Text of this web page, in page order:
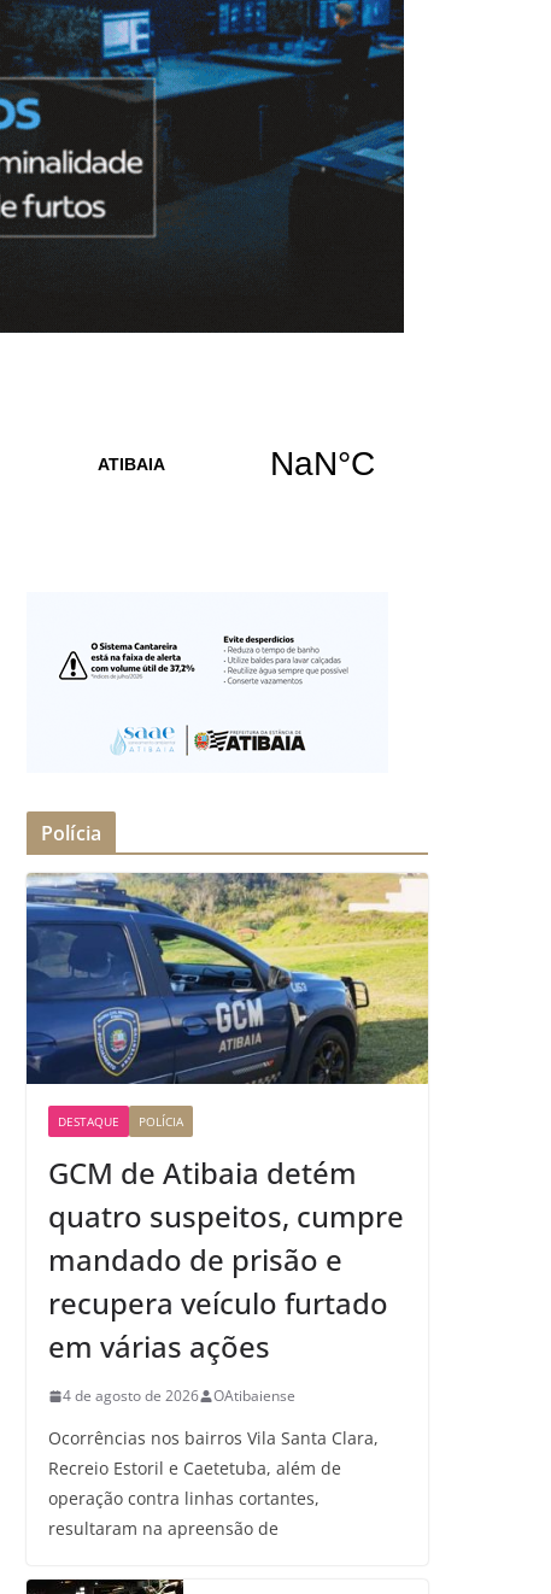
Polícia
DESTAQUE POLÍCIA
GCM de Atibaia detém
quatro suspeitos, cumpre
mandado de prisão e
recupera veículo furtado
em várias ações
4 de agosto de 2026 OAtibaiense
Ocorrências nos bairros Vila Santa Clara,
Recreio Estoril e Caetetuba, além de
operação contra linhas cortantes,
resultaram na apreensão de